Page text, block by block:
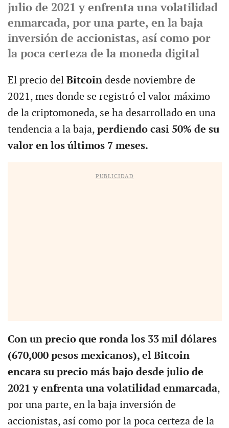
julio de 2021 y enfrenta una volatilidad
enmarcada, por una parte, en la baja
inversión de accionistas, así como por
la poca certeza de la moneda digital
El precio del Bitcoin desde noviembre de
2021, mes donde se registró el valor máximo
de la criptomoneda, se ha desarrollado en una
tendencia a la baja, perdiendo casi 50% de su
valor en los últimos 7 meses.
PUBLICIDAD
Con un precio que ronda los 33 mil dólares
(670,000 pesos mexicanos), el Bitcoin
encara su precio más bajo desde julio de
2021 y enfrenta una volatilidad enmarcada,
por una parte, en la baja inversión de
accionistas, así como por la poca certeza de la